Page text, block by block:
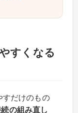
すくなる
すだけのもの
の組み直し